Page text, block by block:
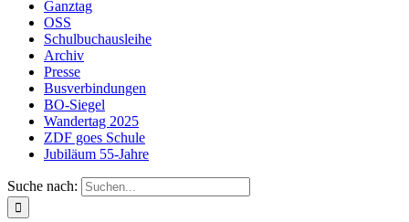
Ganztag
OSS
Schulbuchausleihe
Archiv
Presse
Busverbindungen
BO-Siegel
Wandertag 2025
ZDF goes Schule
Jubiläum 55-Jahre
Suche nach: